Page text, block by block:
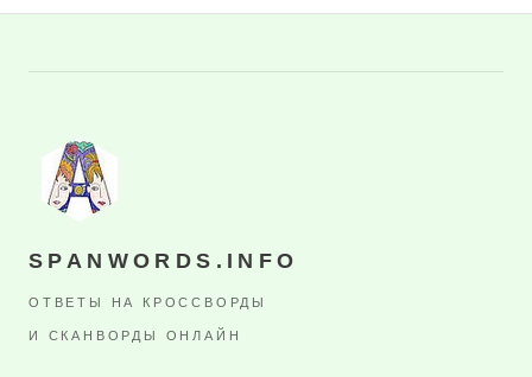
SPANWORDS.INFO
ОТВЕТЫ НА КРОССВОРДЫ
И СКАНВОРДЫ ОНЛАЙН